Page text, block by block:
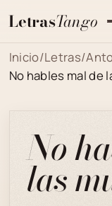
LetrasTango
Inicio/Letras/
No hables mal de
No
las